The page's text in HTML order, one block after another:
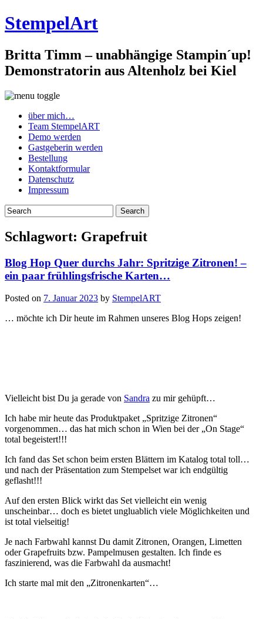
StempelArt
Britta Timm – unabhängige Stampin´up!
Demonstratorin aus Altenholz bei Kiel
über mich…
Team StempelART
Demo werden
Gastgeberin werden
Bestellung
Kontaktformular
Datenschutz
Impressum
Schlagwort: Grapefruit
Blog Hop Quer durchs Jahr: Spritzige Zitronen! –
ein paar frühlingsfrische Karten…
Posted on 7. Januar 2023 by StempelART
… möchte ich Dir heute im Rahmen unseres Blog Hops zeigen!
Vielleicht bist Du ja gerade von Sandra zu mir gehüpft…
Ich habe mir heute das Produktpaket „Spritzige Zitronen“
vorgenommen… das hat mich schon in Wien bei der „On Stage“
total begeistert!!!
Ich fand das Set schon beim ersten Blättern im Katalog total toll…
und nach der Präsentation zum Stempelset war ich endgültig
geflasht!!!
Auf den ersten Blick wirkt das Set vielleicht ein wenig
unscheinbar… doch es bietet ungluablich viele Möglichkeiten und
ist total vielseitig!
Je nach Farbwahl kannst Du damit Zitronen, Orangen, Limetten
oder Grapefruits bzw. Pampelmusen gestalten. Ich finde es
faszinierend, was die Farbwahl da ausmacht!
Ich starte mal mit den „Zitronenkarten“…